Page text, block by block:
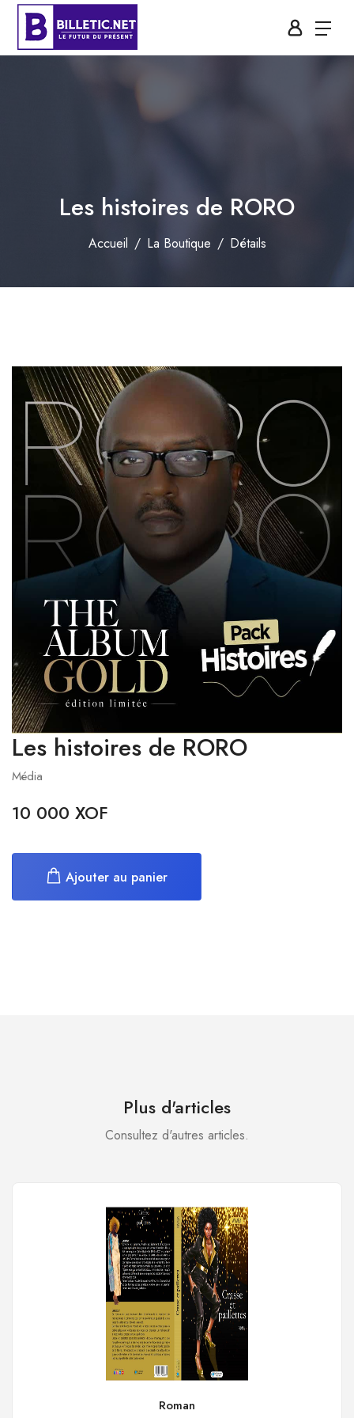
Les histoires de RORO
Accueil La Boutique Détails
Les histoires de RORO
Média
10 000 XOF
Ajouter au panier
Plus d'articles
Consultez d'autres articles.
Roman